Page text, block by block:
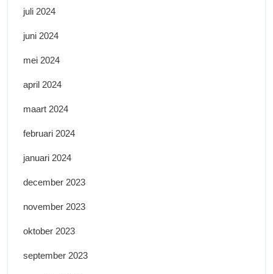
juli 2024
juni 2024
mei 2024
april 2024
maart 2024
februari 2024
januari 2024
december 2023
november 2023
oktober 2023
september 2023